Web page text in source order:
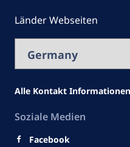
Länder Webseiten
Alle Kontakt Informationen
Soziale Medien
Facebook